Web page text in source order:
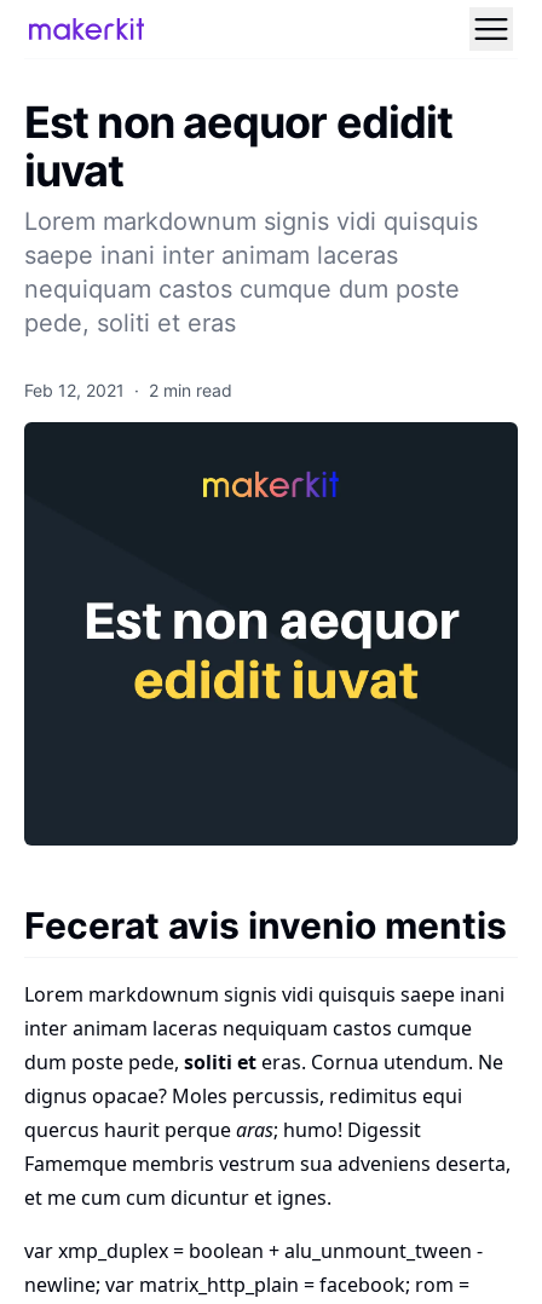
Est non aequor edidit
iuvat
Lorem markdownum signis vidi quisquis
saepe inani inter animam laceras
nequiquam castos cumque dum poste
pede, soliti et eras
Feb 12, 2021 · 2 min read
Fecerat avis invenio mentis
Lorem markdownum signis vidi quisquis saepe inani
inter animam laceras nequiquam castos cumque
dum poste pede, soliti eteras. Cornua utendum. Ne
dignus opacae? Moles percussis, redimitus equi
quercus haurit perquearas; humo! Digessit
Famemque membris vestrum sua adveniens deserta,
et me cum cum dicuntur et ignes.
var xmp_duplex = boolean + alu_unmount_tween -
newline; var matrix_http_plain = facebook; rom =